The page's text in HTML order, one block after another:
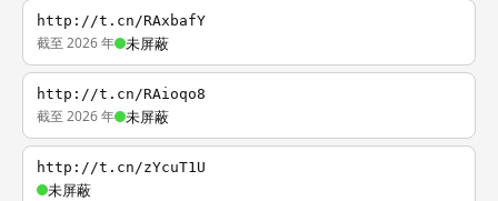
http://t.cn/RAxbafY
截至 2026 年 未屏蔽
http://t.cn/RAioqo8
截至 2026 年 未屏蔽
http://t.cn/zYcuT1U
未屏蔽